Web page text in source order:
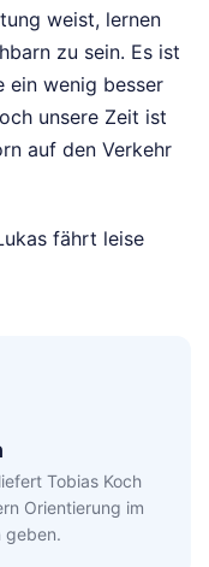
weist, lernen
zu sein. Es ist
ein wenig besser
unsere Zeit ist
auf den Verkehr
fährt leise
Tobias Koch
Orientierung im
geben.